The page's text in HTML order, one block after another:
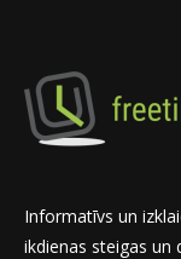
Informatīvs un
ikdienas steigas un